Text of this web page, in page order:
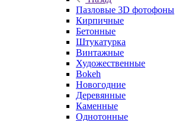
Пазловые 3D фотофоны
Кирпичные
Бетонные
Штукатурка
Винтажные
Художественные
Bokeh
Новогодние
Деревянные
Каменные
Однотонные